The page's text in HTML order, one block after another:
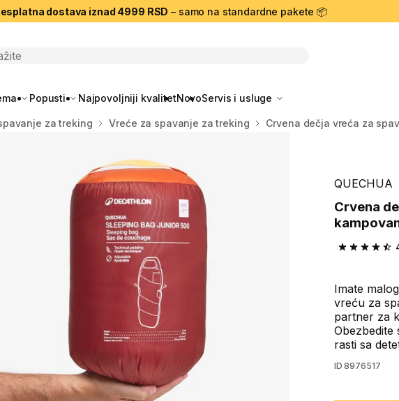
dostava iznad 4999 RSD – samo na standardne pakete 📦
Popusti Najpovoljniji kvalitetNovoServis i usluge
za treking Vreće za spavanje za treking Crvena dečja vreća za
QUECHUA
Crvena dečja vreća za spavanje za
4.7 od 5
Imate
vreću za
partner za
Obezbedite
rasti sa
ID 8976517